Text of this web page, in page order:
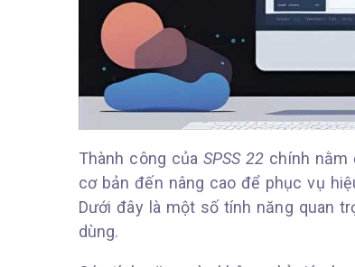
Thành công của SPSS 22 chính nằm
cơ bản đến nâng cao để phục vụ
Dưới đây là một số tính năng quan
dùng.